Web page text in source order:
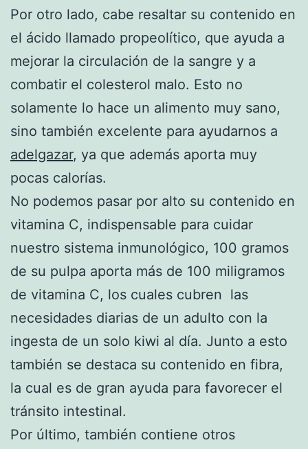
Por otro lado, cabe resaltar su contenido en
el ácido llamado propeolítico, que ayuda a
mejorar la circulación de la sangre y a
combatir el colesterol malo. Esto no
solamente lo hace un alimento muy sano,
sino también excelente para ayudarnos a
adelgazar, ya que además aporta muy
pocas calorías.
No podemos pasar por alto su contenido en
vitamina C, indispensable para cuidar
nuestro sistema inmunológico, 100 gramos
de su pulpa aporta más de 100 miligramos
de vitamina C, los cuales cubren las
necesidades diarias de un adulto con la
ingesta de un solo kiwi al día. Junto a esto
también se destaca su contenido en fibra,
la cual es de gran ayuda para favorecer el
tránsito intestinal.
Por último, también contiene otros